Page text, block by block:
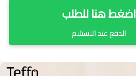
اضغط هنا للطلب
الدفع عند الاستلام